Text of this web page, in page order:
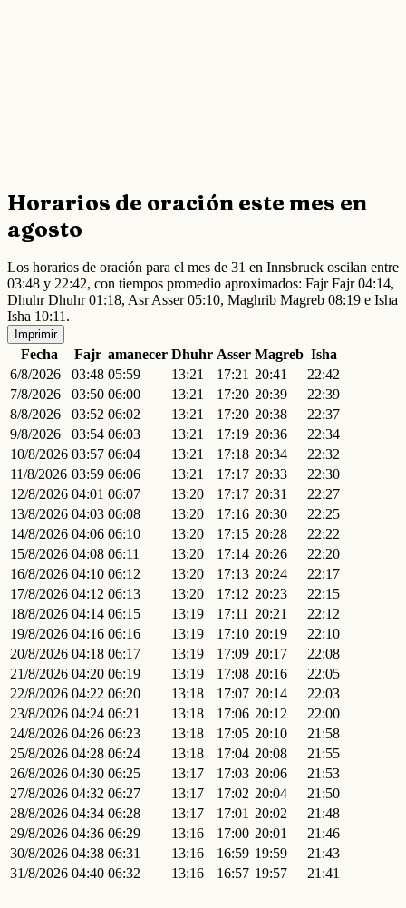
Horarios de oración este mes en
agosto
Los horarios de oración para el mes de 31 en Innsbruck oscilan entre
03:48 y 22:42, con tiempos promedio aproximados: Fajr Fajr 04:14,
Dhuhr Dhuhr 01:18, Asr Asser 05:10, Maghrib Magreb 08:19 e Isha
Isha 10:11.
Imprimir
Fecha Fajr amanecer Dhuhr Asser Magreb Isha
6/8/2026
03:48 05:59 13:21 17:21 20:41
22:42
7/8/2026
03:50 06:00 13:21 17:20 20:39
22:39
8/8/2026
03:52 06:02 13:21 17:20 20:38
22:37
9/8/2026
03:54 06:03 13:21 17:19 20:36
22:34
10/8/2026 03:57 06:04 13:21 17:18 20:34
22:32
11/8/2026 03:59 06:06 13:21 17:17 20:33
22:30
12/8/2026 04:01 06:07 13:20 17:17 20:31
22:27
13/8/2026 04:03 06:08 13:20 17:16 20:30
22:25
14/8/2026 04:06 06:10 13:20 17:15 20:28
22:22
15/8/2026 04:08 06:11 13:20 17:14 20:26
22:20
16/8/2026 04:10 06:12 13:20 17:13 20:24
22:17
17/8/2026 04:12 06:13 13:20 17:12 20:23
22:15
18/8/2026 04:14 06:15 13:19 17:11 20:21
22:12
19/8/2026 04:16 06:16 13:19 17:10 20:19
22:10
20/8/2026 04:18 06:17 13:19 17:09 20:17
22:08
21/8/2026 04:20 06:19 13:19 17:08 20:16
22:05
22/8/2026 04:22 06:20 13:18 17:07 20:14
22:03
23/8/2026 04:24 06:21 13:18 17:06 20:12
22:00
24/8/2026 04:26 06:23 13:18 17:05 20:10
21:58
25/8/2026 04:28 06:24 13:18 17:04 20:08
21:55
26/8/2026 04:30 06:25 13:17 17:03 20:06
21:53
27/8/2026 04:32 06:27 13:17 17:02 20:04
21:50
28/8/2026 04:34 06:28 13:17 17:01 20:02
21:48
29/8/2026 04:36 06:29 13:16 17:00 20:01
21:46
30/8/2026 04:38 06:31 13:16 16:59 19:59
21:43
31/8/2026 04:40 06:32 13:16 16:57 19:57 21:41